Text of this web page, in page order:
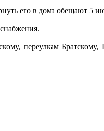
его в дома обещают 5
переулкам